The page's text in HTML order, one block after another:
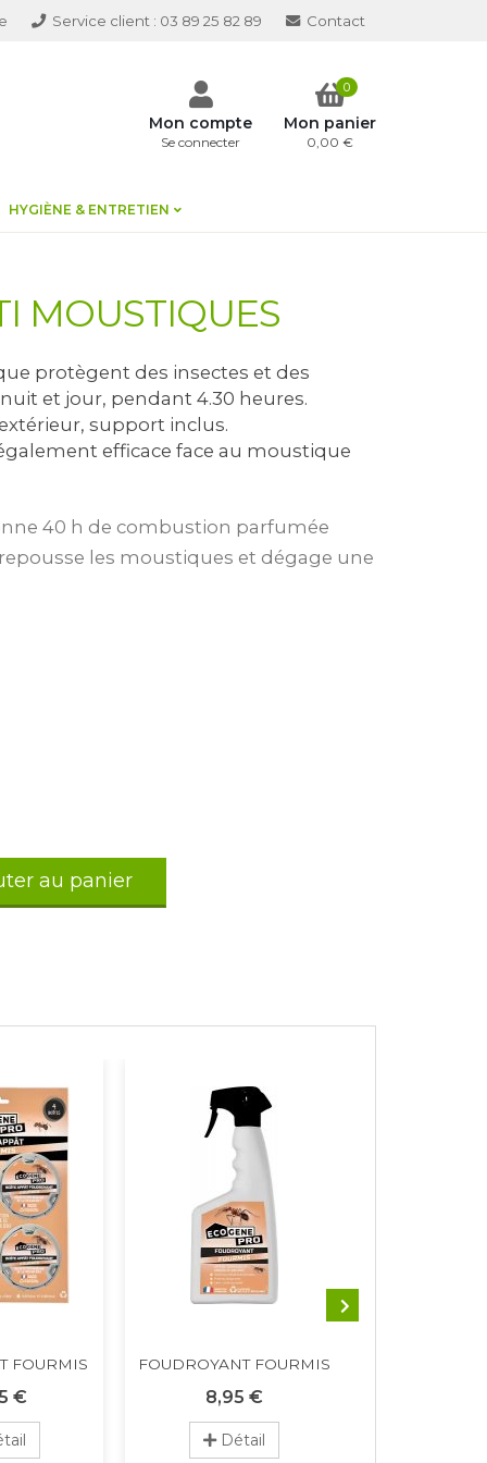
Service client : 03 89 25 82 89 Contact
Mon compte
Se connecter
0
Mon panier
0,00 €
HYGIÈNE & ENTRETIEN
MOUSTIQUES
protègent des insectes et des
et jour, pendant 4.30 heures.
support inclus.
également efficace face au moustique
40 h de combustion parfumée
les moustiques et dégage une
au panier
FOURMIS
€
FOUDROYANT FOURMIS
8,95 €
Détail